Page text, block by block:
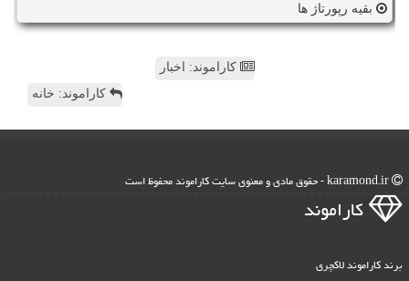
بقیه رپورتاژ ها
کاراموند: اخبار
کاراموند: خانه
كاراموند
برند کاراموند لاکچری